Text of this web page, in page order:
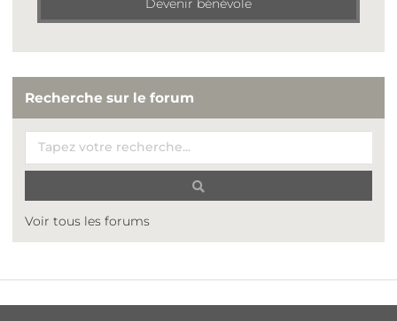
Devenir bénévole
Recherche sur le forum
Voir tous les forums